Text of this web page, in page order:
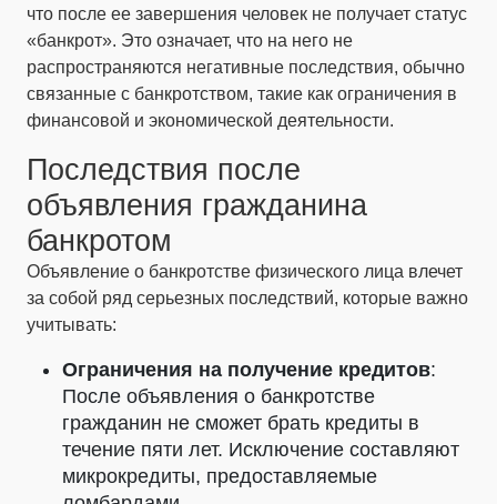
что после ее завершения человек не получает статус
«банкрот». Это означает, что на него не
распространяются негативные последствия, обычно
связанные с банкротством, такие как ограничения в
финансовой и экономической деятельности.
Последствия после
объявления гражданина
банкротом
Объявление о банкротстве физического лица влечет
за собой ряд серьезных последствий, которые важно
учитывать:
Ограничения на получение кредитов:
После объявления о банкротстве
гражданин не сможет брать кредиты в
течение пяти лет. Исключение составляют
микрокредиты, предоставляемые